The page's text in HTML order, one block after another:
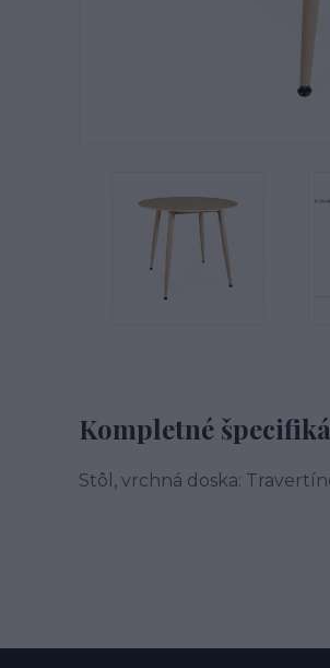
Kompletné
Stôl, vrchná doska: